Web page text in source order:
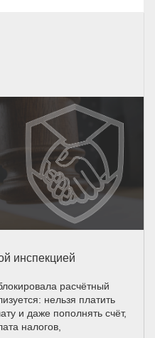
инспекцией
расчётный
нельзя платить
и даже пополнять счёт,
налогов,